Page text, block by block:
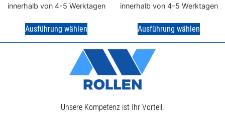
innerhalb von 4-5 Werktagen
Ausführung wählen
innerhalb von 4-5 Werktagen
Ausführung wählen
Unsere Kompetenz ist Ihr Vorteil.